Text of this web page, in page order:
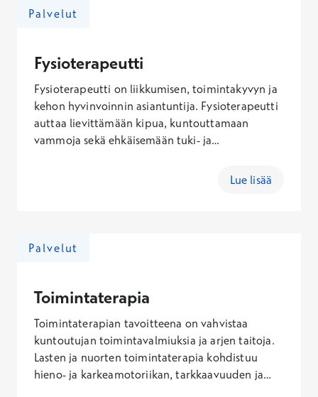
konsultaatiota yksittäisissä asiakastapauksissa.
Palvelut
Fysioterapeutti
Fysioterapeutti on liikkumisen, toimintakyvyn ja
kehon hyvinvoinnin asiantuntija. Fysioterapeutti
auttaa lievittämään kipua, kuntouttamaan
vammoja sekä ehkäisemään tuki- ja
oireidesi syy ja rakennetaan suunnitelma, jonka
Lue lisää
Palvelut
Toimintaterapia
Toimintaterapian tavoitteena on vahvistaa
kuntoutujan toimintavalmiuksia ja arjen taitoja.
Lasten ja nuorten toimintaterapia kohdistuu
hieno- ja karkeamotoriikan, tarkkaavuuden ja